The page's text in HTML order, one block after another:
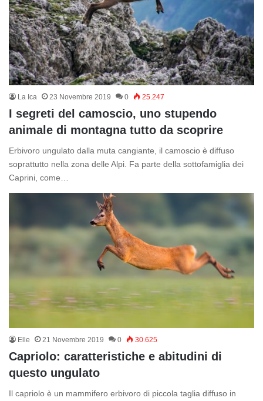
La Ica 23 Novembre 2019 0 25.247
I segreti del camoscio, uno stupendo
animale di montagna tutto da scoprire
Erbivoro ungulato dalla muta cangiante, il camoscio è diffuso
soprattutto nella zona delle Alpi. Fa parte della sottofamiglia dei
Caprini, come…
Elle 21 Novembre 2019 0 30.625
Capriolo: caratteristiche e abitudini di
questo ungulato
Il capriolo è un mammifero erbivoro di piccola taglia diffuso in